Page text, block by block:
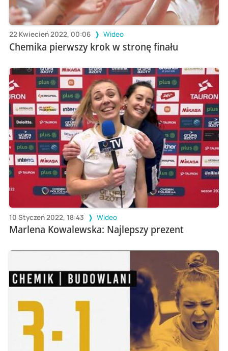
22 Kwiecień 2022, 00:06 Wideo
Chemika pierwszy krok w stronę finału
10 Styczeń 2022, 18:43 Wideo
Marlena Kowalewska: Najlepszy prezent